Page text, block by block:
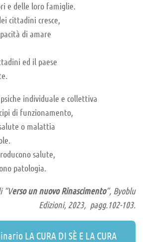
e delle loro famiglie.
cittadini cresce,
di amare
ed il paese
individuale e collettiva
di funzionamento,
o malattia
salute,
patologia.
“Verso un nuovo Rinascimento”, Byoblu
Edizioni, 2023, pagg.102-103.
LA CURA DI SÈ E LA CURA